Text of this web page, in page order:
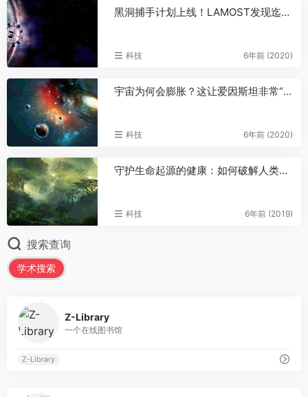
黑洞捕手计划上线！LAMOST发现迄今最大的恒星级黑洞
科技 6年前 (2020)
宇宙为何会膨胀？这让爱因斯坦非常“懊恼”！
科技 6年前 (2020)
守护生命起源的健康：如何破解人类生育力下降难题
科技 6年前 (2019)
搜索查询
学术搜索
Z-Library
一个在线图书馆
Z-Library